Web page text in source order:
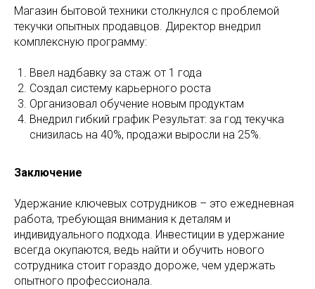
Магазин бытовой техники столкнулся с проблемой
текучки опытных продавцов. Директор внедрил
комплексную программу:
Ввел надбавку за стаж от 1 года
Создал систему карьерного роста
Организовал обучение новым продуктам
Внедрил гибкий график Результат: за год текучка
снизилась на 40%, продажи выросли на 25%.
Заключение
Удержание ключевых сотрудников – это ежедневная
работа, требующая внимания к деталям и
индивидуального подхода. Инвестиции в удержание
всегда окупаются, ведь найти и обучить нового
сотрудника стоит гораздо дороже, чем удержать
опытного профессионала.